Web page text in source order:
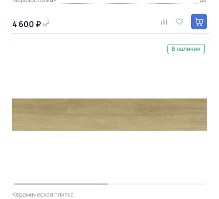
4 600 ₽ м2
В наличии
Керамическая плитка